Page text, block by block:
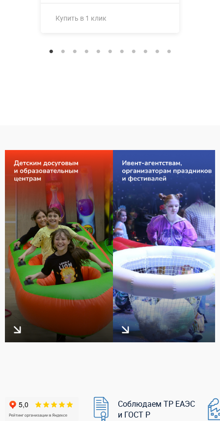
Купить в 1 клик
Соблюдаем ТР ЕАЭС
и ГОСТ Р